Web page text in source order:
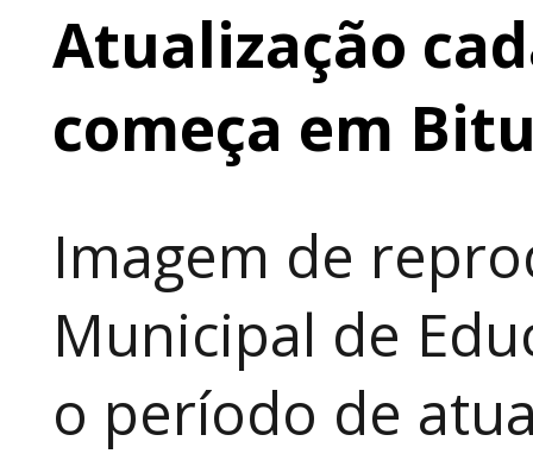
Atualização
começa em
Imagem de
Municipal de
o período de